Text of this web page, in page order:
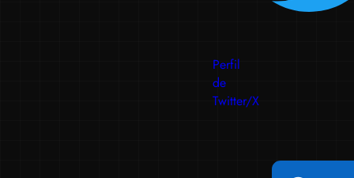
Perfil
de
Twitter/X